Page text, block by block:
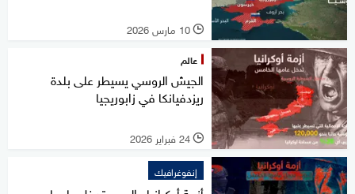
l 10 مارس 2026
عالم
الجيش الروسي يسيطر على بلدة
ريزدفيانكا في زابوريجيا
l 24 فبراير 2026
إنفوغرافيك